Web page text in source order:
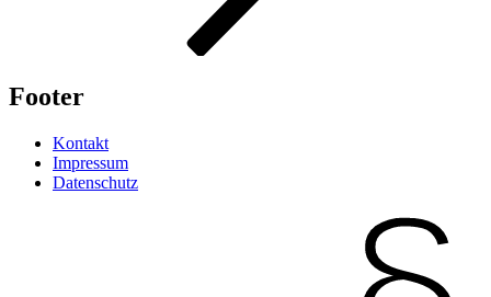
Footer
Kontakt
Impressum
Datenschutz